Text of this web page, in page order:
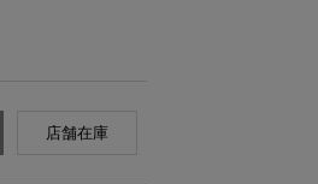
店舗在庫